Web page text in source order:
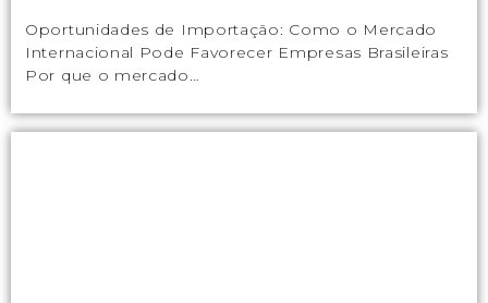
Oportunidades de Importação: Como o Mercado
Internacional Pode Favorecer Empresas Brasileiras
Por que o mercado…